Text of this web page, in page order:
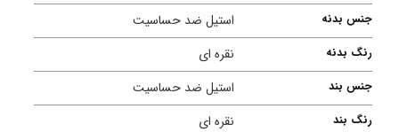
جنس بدنه استیل ضد حساسیت
رنگ بدنه نقره ای
جنس بند استیل ضد حساسیت
رنگ بند نقره ای